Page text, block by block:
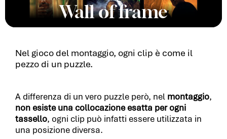
Wall of frame
Nel gioco del montaggio, ogni clip è come il
pezzo di un puzzle.
A differenza di un vero puzzle però, nel montaggio,
non esiste una collocazione esatta per ogni
tassello, ogni clip può infatti essere utilizzata in
una posizione diversa.